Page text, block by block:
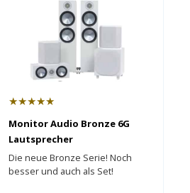
★★★★★
Monitor Audio Bronze 6G
Lautsprecher
Die neue Bronze Serie! Noch
besser und auch als Set!